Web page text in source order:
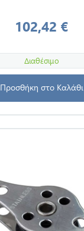
102,42 €
Διαθέσιμο
Προσθήκη στο Καλάθι